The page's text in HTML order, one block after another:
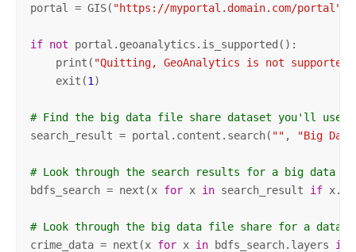
portal = GIS( "https://myportal.domain.com/portal"
if not portal.geoanalytics.is_supported():
    print(
"Quitting, GeoAnalytics is not supported"
    exit(
1 )
# Find the big data file share dataset you'll use
search_result = portal.content.search( "" , "Big
# Look through the search results for a big data
bdfs_search = next(x for x in search_result if
# Look through the big data file share for a
crime_data = next(x for x in bdfs_search.layers if